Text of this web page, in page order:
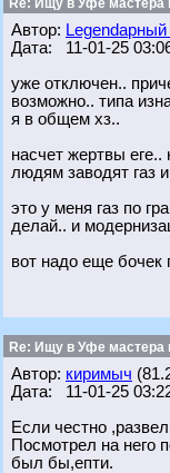
Re: Ищу в Уфе мастера
Автор:
Дата: 11-01-25
уже отключен..
возможно.. типа
я в общем хз..
насчет жертвы
людям заводят газ
это у меня газ по
делай.. и
вот надо еще бочек
Re: Ищу в Уфе мастера
Автор: киримыч
Дата: 11-01-25
Если честно
Посмотрел на него
был бы,епти.